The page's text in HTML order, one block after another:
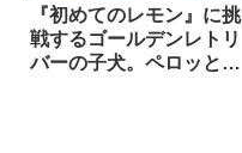
『初めてのレモン』に挑
戦するゴールデンレトリ
バーの子犬。ペロッと舐